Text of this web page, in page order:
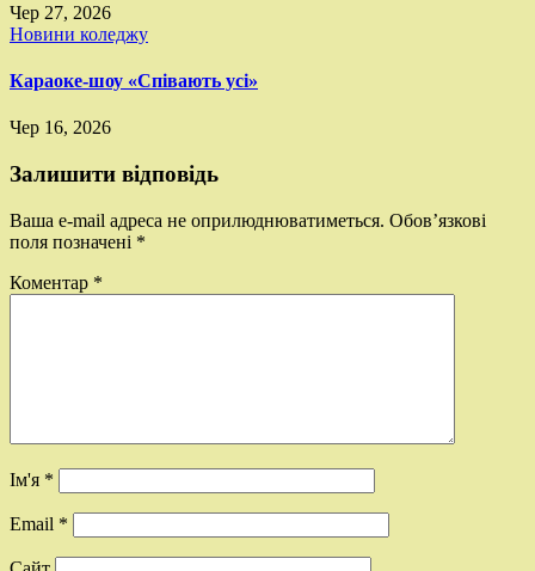
Чер 27, 2026
Новини коледжу
Караоке-шоу «Співають усі»
Чер 16, 2026
Залишити відповідь
Ваша e-mail адреса не оприлюднюватиметься. Обов’язкові
поля позначені *
Коментар *
Ім'я *
Email *